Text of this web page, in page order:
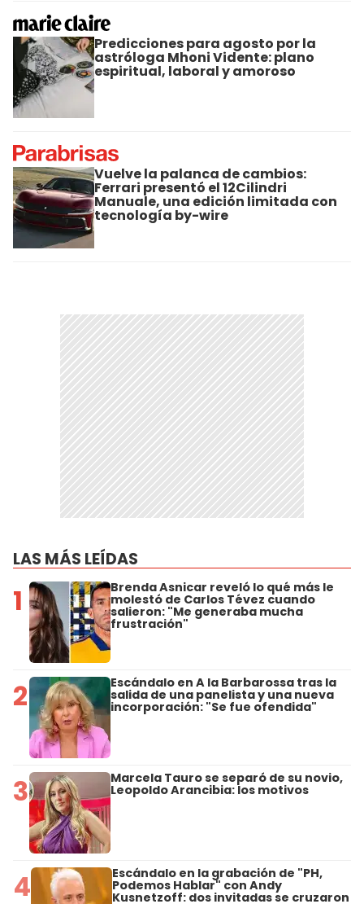
Predicciones para agosto por la
astróloga Mhoni Vidente: plano
espiritual, laboral y amoroso
Vuelve la palanca de cambios:
Ferrari presentó el 12Cilindri
Manuale, una edición limitada con
tecnología by-wire
LAS MÁS LEÍDAS
1 Brenda Asnicar reveló lo qué más le
molestó de Carlos Tévez cuando
salieron: "Me generaba mucha
frustración"
2 Escándalo en A la Barbarossa tras la
salida de una panelista y una nueva
incorporación: "Se fue ofendida"
3 Marcela Tauro se separó de su novio,
Leopoldo Arancibia: los motivos
4 Escándalo en la grabación de "PH,
Podemos Hablar" con Andy
Kusnetzoff: dos invitadas se cruzaron